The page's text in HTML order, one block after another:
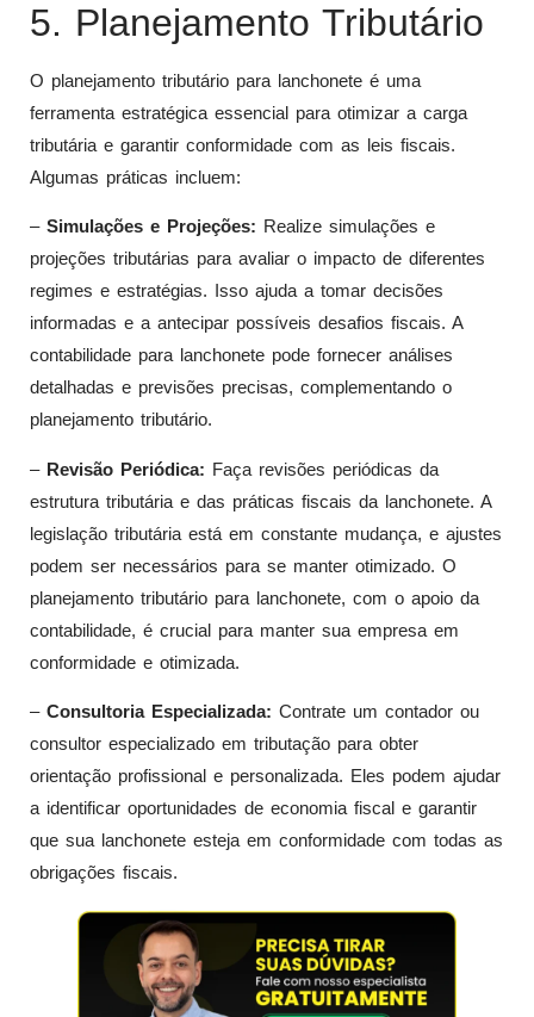
5. Planejamento Tributário
O planejamento tributário para lanchonete é uma
ferramenta estratégica essencial para otimizar a carga
tributária e garantir conformidade com as leis fiscais.
Algumas práticas incluem:
– Simulações e Projeções: Realize simulações e
projeções tributárias para avaliar o impacto de diferentes
regimes e estratégias. Isso ajuda a tomar decisões
informadas e a antecipar possíveis desafios fiscais. A
contabilidade para lanchonete pode fornecer análises
detalhadas e previsões precisas, complementando o
planejamento tributário.
– Revisão Periódica: Faça revisões periódicas da
estrutura tributária e das práticas fiscais da lanchonete. A
legislação tributária está em constante mudança, e ajustes
podem ser necessários para se manter otimizado. O
planejamento tributário para lanchonete, com o apoio da
contabilidade, é crucial para manter sua empresa em
conformidade e otimizada.
– Consultoria Especializada: Contrate um contador ou
consultor especializado em tributação para obter
orientação profissional e personalizada. Eles podem ajudar
a identificar oportunidades de economia fiscal e garantir
que sua lanchonete esteja em conformidade com todas as
obrigações fiscais.